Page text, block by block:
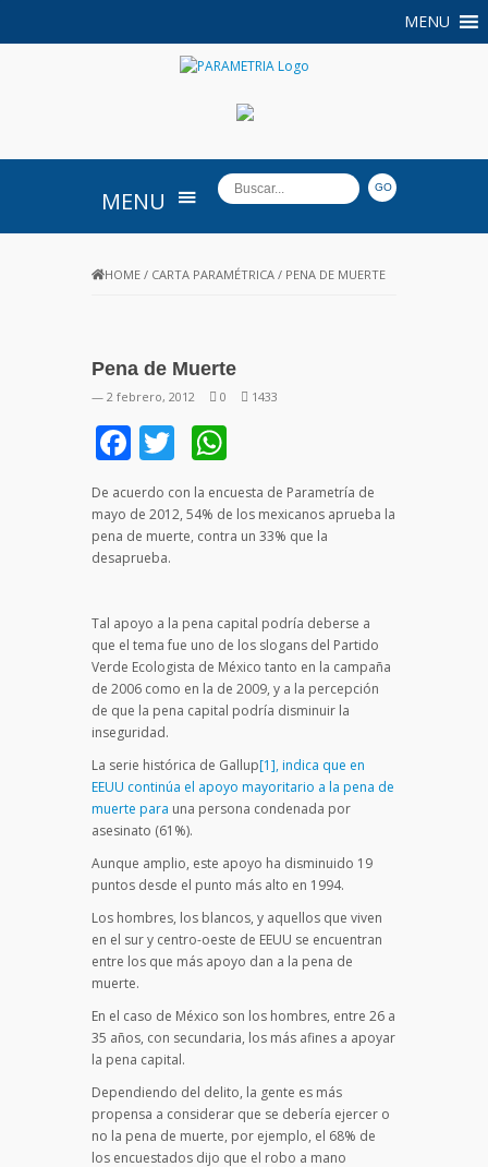
MENU
PARAMETRIA
MENU
HOME / CARTA PARAMÉTRICA / PENA DE MUERTE
Pena de Muerte
— 2 febrero, 2012 0 1433
Facebook
Twitter
De acuerdo con la encuesta de Parametría de
mayo de 2012, 54% de los mexicanos aprueba la
pena de muerte, contra un 33% que la
desaprueba.
Tal apoyo a la pena capital podría deberse a
que el tema fue uno de los slogans del Partido
Verde Ecologista de México tanto en la campaña
de 2006 como en la de 2009, y a la percepción
de que la pena capital podría disminuir la
inseguridad.
La serie histórica de Gallup[1], indica que en
EEUU continúa el apoyo mayoritario a la pena de
muerte para una persona condenada por
asesinato (61%).
Aunque amplio, este apoyo ha disminuido 19
puntos desde el punto más alto en 1994.
Los hombres, los blancos, y aquellos que viven
en el sur y centro-oeste de EEUU se encuentran
entre los que más apoyo dan a la pena de
muerte.
En el caso de México son los hombres, entre 26 a
35 años, con secundaria, los más afines a apoyar
la pena capital.
Dependiendo del delito, la gente es más
propensa a considerar que se debería ejercer o
no la pena de muerte, por ejemplo, el 68% de
los encuestados dijo que el robo a mano